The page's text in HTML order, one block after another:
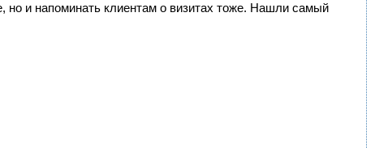
но и напоминать клиентам о визитах тоже. Нашли самый